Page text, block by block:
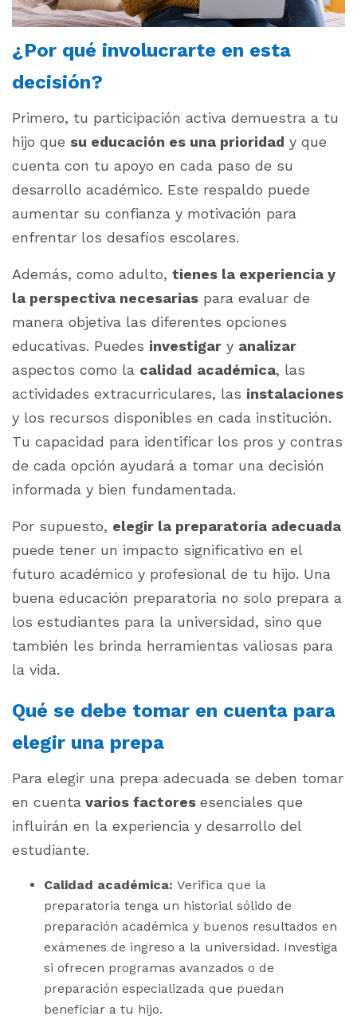
¿Por qué involucrarte en esta
decisión?
Primero, tu participación activa demuestra a tu
hijo que su educación es una prioridad y que
cuenta con tu apoyo en cada paso de su
desarrollo académico. Este respaldo puede
aumentar su confianza y motivación para
enfrentar los desafíos escolares.
Además, como adulto, tienes la experiencia y
la perspectiva necesarias para evaluar de
manera objetiva las diferentes opciones
educativas. Puedes investigar y analizar
aspectos como la calidad académica, las
actividades extracurriculares, las instalaciones
y los recursos disponibles en cada institución.
Tu capacidad para identificar los pros y contras
de cada opción ayudará a tomar una decisión
informada y bien fundamentada.
Por supuesto, elegir la preparatoria adecuada
puede tener un impacto significativo en el
futuro académico y profesional de tu hijo. Una
buena educación preparatoria no solo prepara a
los estudiantes para la universidad, sino que
también les brinda herramientas valiosas para
la vida.
Qué se debe tomar en cuenta para
elegir una prepa
Para elegir una prepa adecuada se deben tomar
en cuenta varios factores esenciales que
influirán en la experiencia y desarrollo del
estudiante.
Calidad académica: Verifica que la
preparatoria tenga un historial sólido de
preparación académica y buenos resultados en
exámenes de ingreso a la universidad. Investiga
si ofrecen programas avanzados o de
preparación especializada que puedan
beneficiar a tu hijo.